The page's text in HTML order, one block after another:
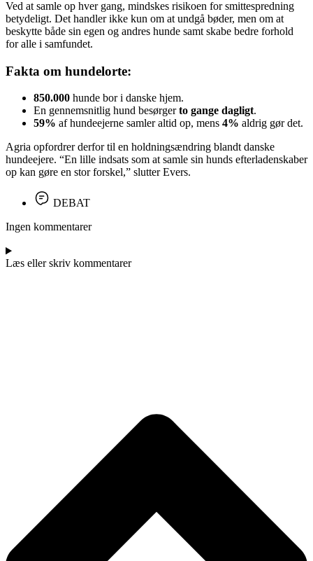
Ved at samle op hver gang, mindskes risikoen for smittespredning
betydeligt. Det handler ikke kun om at undgå bøder, men om at
beskytte både sin egen og andres hunde samt skabe bedre forhold
for alle i samfundet.
Fakta om hundelorte:
850.000 hunde bor i danske hjem.
En gennemsnitlig hund besørgerto gange dagligt.
59% af hundeejerne samler altid op, mens 4% aldrig gør det.
Agria opfordrer derfor til en holdningsændring blandt danske
hundeejere. “En lille indsats som at samle sin hunds efterladenskaber
op kan gøre en stor forskel,” slutter Evers.
DEBAT
Ingen kommentarer
Læs eller skriv kommentarer